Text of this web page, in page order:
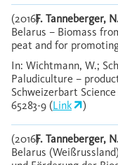
(2016)F. Tanneberger,
Belarus – Biomass
peat and for
In: Wichtmann, W.;
Paludiculture –
Schweizerbart
65283-9 (Link )
(2016)F. Tanneberger,
Belarus